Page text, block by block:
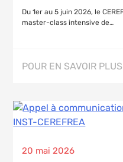
Du 1er au 5 juin 2026, le
master-class intensive de…
POUR EN SAVOIR PLUS
20 mai 2026